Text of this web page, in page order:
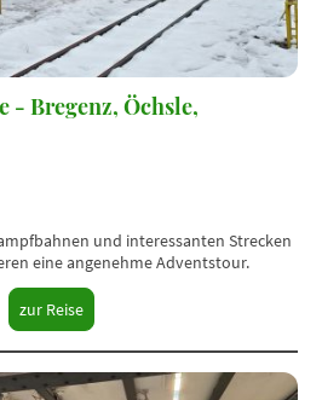
- Bregenz, Öchsle,
und interessanten Strecken
eine angenehme Adventstour.
zur Reise